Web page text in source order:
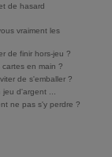
de hasard
vraiment les
de finir hors-jeu ?
en main ?
de s'emballer ?
d'argent ...
ne pas s'y perdre ?